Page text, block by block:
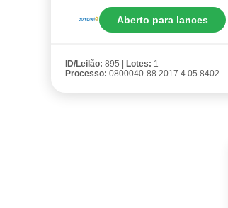
Aberto para lances
ID/Leilão: 895 | Lotes: 1
Processo: 0800040-88.2017.4.05.8402